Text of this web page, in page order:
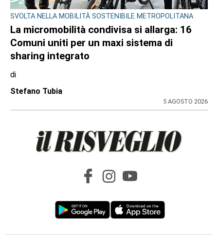
SVOLTA NELLA MOBILITÀ SOSTENIBILE METROPOLITANA
La micromobilità condivisa si allarga: 16
Comuni uniti per un maxi sistema di
sharing integrato
di
Stefano Tubia
5 AGOSTO 2026